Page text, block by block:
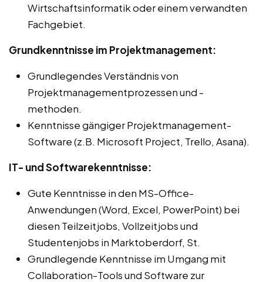
Wirtschaftsinformatik oder einem verwandten
Fachgebiet.
Grundkenntnisse im Projektmanagement:
Grundlegendes Verständnis von
Projektmanagementprozessen und -
methoden.
Kenntnisse gängiger Projektmanagement-
Software (z.B. Microsoft Project, Trello, Asana).
IT- und Softwarekenntnisse:
Gute Kenntnisse in den MS-Office-
Anwendungen (Word, Excel, PowerPoint) bei
diesen Teilzeitjobs, Vollzeitjobs und
Studentenjobs in Marktoberdorf, St.
Grundlegende Kenntnisse im Umgang mit
Collaboration-Tools und Software zur